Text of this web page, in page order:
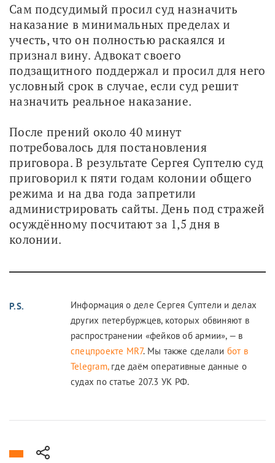
Сам подсудимый просил суд назначить
наказание в минимальных пределах и
учесть, что он полностью раскаялся и
признал вину. Адвокат своего
подзащитного поддержал и просил для него
условный срок в случае, если суд решит
назначить реальное наказание.
После прений около 40 минут
потребовалось для постановления
приговора. В результате Сергея Суптелю суд
приговорил к пяти годам колонии общего
режима и на два года запретили
администрировать сайты. День под стражей
осуждённому посчитают за 1,5 дня в
колонии.
P.S.
Информация о деле Сергея Суптели и делах
других петербуржцев, которых обвиняют в
распространении «фейков об армии», — в
спецпроекте MR7. Мы также сделали бот в
Telegram, где даём оперативные данные о
судах по статье 207.3 УК РФ.